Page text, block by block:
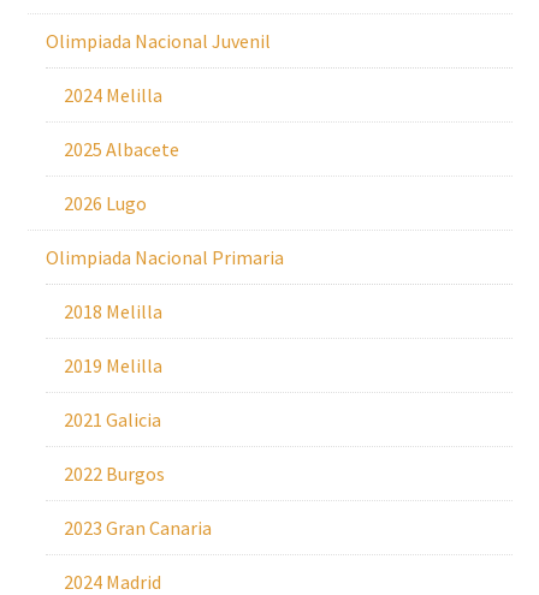
Olimpiada Nacional Juvenil
2024 Melilla
2025 Albacete
2026 Lugo
Olimpiada Nacional Primaria
2018 Melilla
2019 Melilla
2021 Galicia
2022 Burgos
2023 Gran Canaria
2024 Madrid